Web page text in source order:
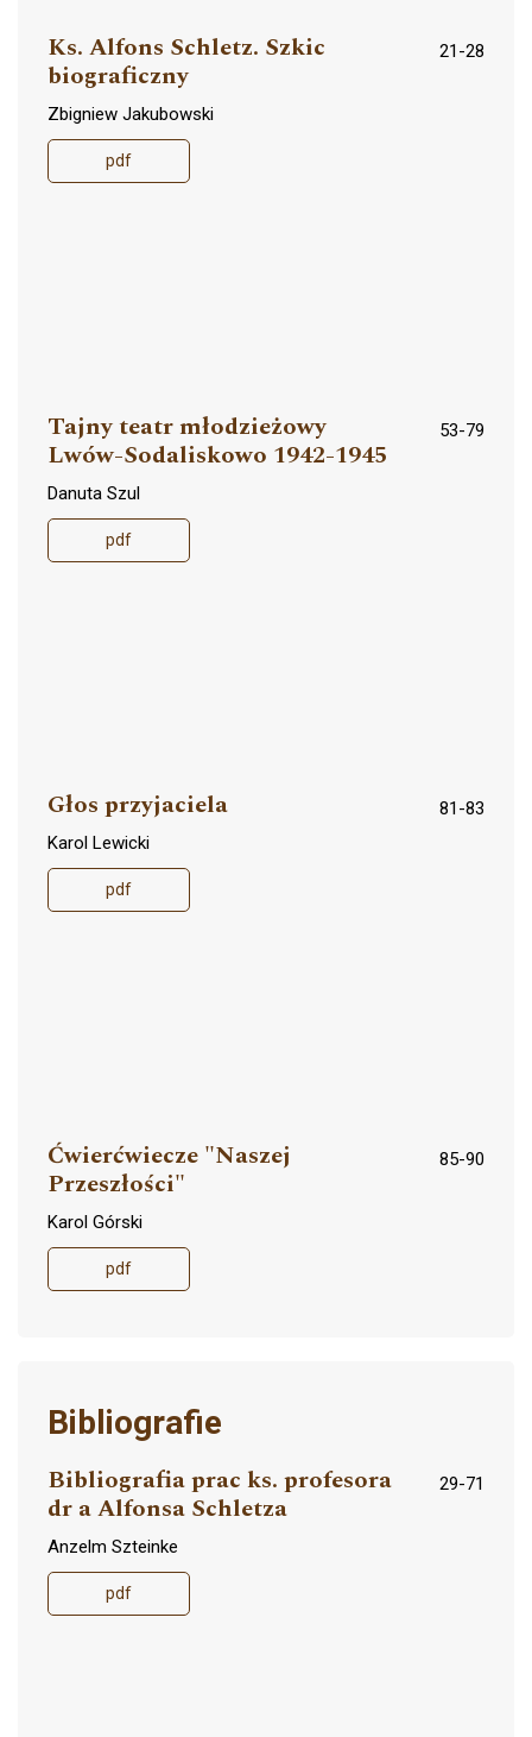
Ks. Alfons Schletz. Szkic
biograficzny
21-28
Zbigniew Jakubowski
pdf
Tajny teatr młodzieżowy
Lwów-Sodaliskowo 1942-1945
53-79
Danuta Szul
pdf
Głos przyjaciela
81-83
Karol Lewicki
pdf
Ćwierćwiecze "Naszej
Przeszłości"
85-90
Karol Górski
pdf
Bibliografie
Bibliografia prac ks. profesora
dr a Alfonsa Schletza
29-71
Anzelm Szteinke
pdf